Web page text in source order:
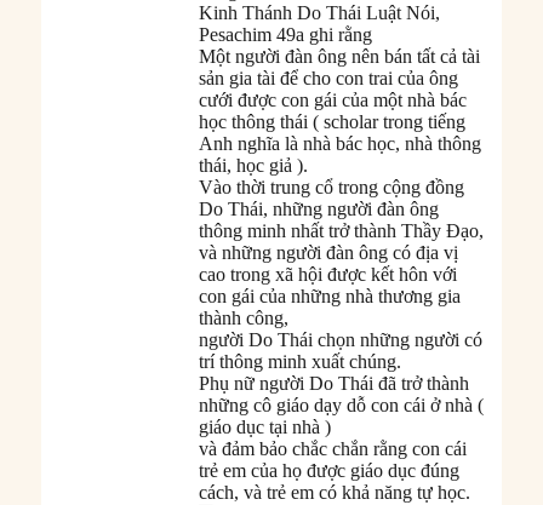
Kinh Thánh Do Thái Luật Nói,
Pesachim 49a ghi rằng
Một người đàn ông nên bán tất cả tài
sản gia tài để cho con trai của ông
cưới được con gái của một nhà bác
học thông thái ( scholar trong tiếng
Anh nghĩa là nhà bác học, nhà thông
thái, học giả ).
Vào thời trung cổ trong cộng đồng
Do Thái, những người đàn ông
thông minh nhất trở thành Thầy Đạo,
và những người đàn ông có địa vị
cao trong xã hội được kết hôn với
con gái của những nhà thương gia
thành công,
người Do Thái chọn những người có
trí thông minh xuất chúng.
Phụ nữ người Do Thái đã trở thành
những cô giáo dạy dỗ con cái ở nhà (
giáo dục tại nhà )
và đảm bảo chắc chắn rằng con cái
trẻ em của họ được giáo dục đúng
cách, và trẻ em có khả năng tự học.